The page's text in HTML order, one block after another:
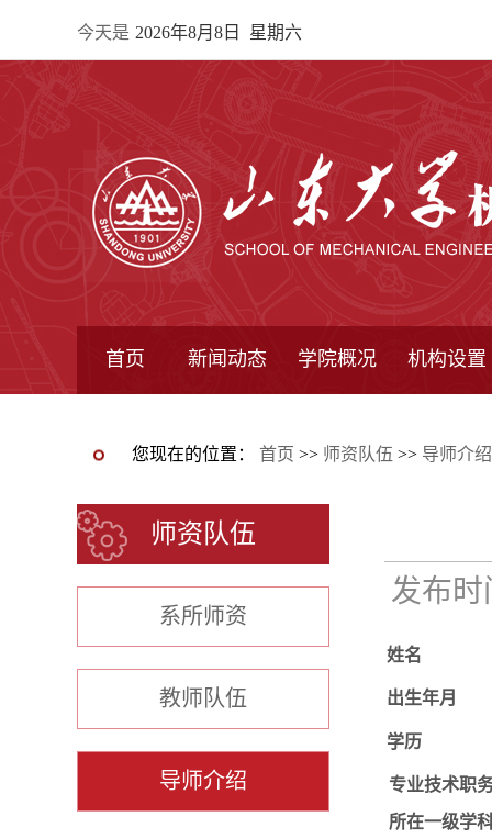
今天是 2026年8月8日 星期六
首页 新闻动态 学院概况 机构设置
您现在的位置： 首页 >> 师资队伍 >> 导师介绍
师资队伍
系所师资
教师队伍
导师介绍
发布
姓名
出生年月
学历
专业技术职
所在一级学